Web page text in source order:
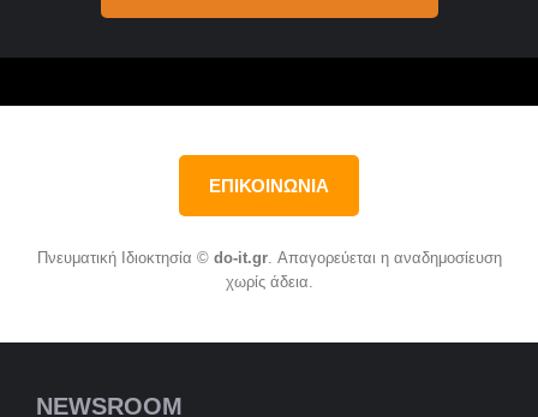
ΕΠΙΚΟΙΝΩΝΙΑ
Πνευματική Ιδιοκτησία © do-it.gr. Απαγορεύεται η αναδημοσίευση
χωρίς άδεια.
NEWSROOM